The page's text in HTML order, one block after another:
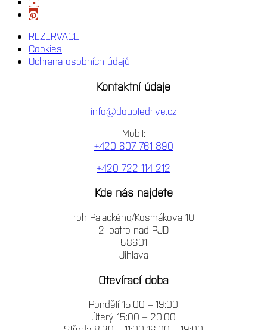
REZERVACE
Cookies
Ochrana osobních údajů
Kontaktní údaje
info@doubledrive.cz
Mobil:
+420 607 761 890
+420 722 114 212
Kde nás najdete
roh Palackého/Kosmákova 10
2. patro nad PJD
58601
Jihlava
Otevírací doba
Pondělí 15:00 – 19:00
Úterý 15:00 – 20:00